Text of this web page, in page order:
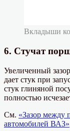
Вкладыши
6. Стучат
Увеличенный
дает стук при
стук глиняной
полностью
См. «Зазор между
автомобилей ВАЗ»